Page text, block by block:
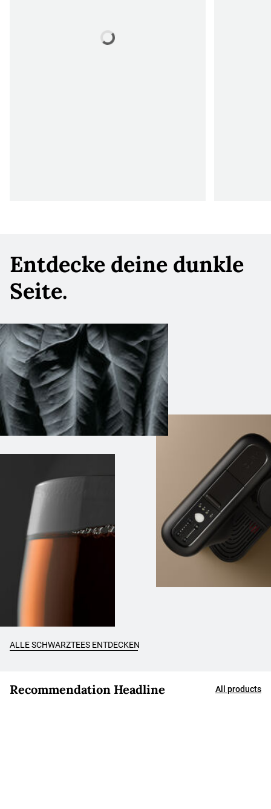
Entdecke deine dunkle
Seite.
ALLE SCHWARZTEES ENTDECKEN
Recommendation Headline All products